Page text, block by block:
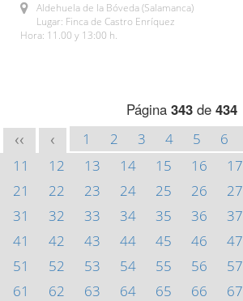
Aldehuela de la Bóveda (Salamanca)
Lugar: Finca de Castro Enríquez
Hora: 11.00 y 13:00 h.
Página 343de 434
<< < 1 2 3 4 5 6
11
12 13 14 15 16 17
21
22 23 24 25 26 27
31
32 33 34 35 36 37
41
42 43 44 45 46 47
51
52 53 54 55 56 57
61
62 63 64 65 66 67